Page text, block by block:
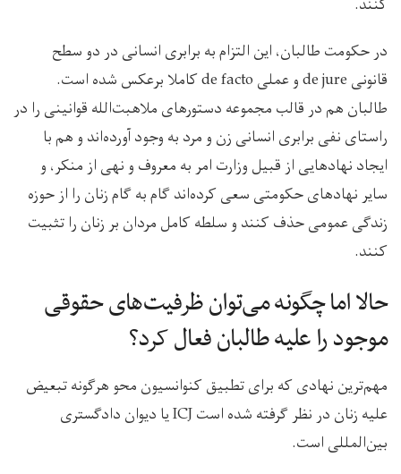
کنند.
در حکومت طالبان، این التزام به برابری انسانی در دو سطح
قانونی de jure و عملی de facto کاملا برعکس شده است.
طالبان هم در قالب مجموعه دستورهای ملاهبت‌الله قوانینی را در
راستای نفی برابری انسانی زن و مرد به وجود آورده‌اند و هم با
ایجاد نهادهایی از قبیل وزارت امر به معروف و نهی از منکر، و
سایر نهادهای حکومتی سعی کرده‌اند گام به گام زنان را از حوزه
زندگی عمومی حذف کنند و سلطه کامل مردان بر زنان را تثبیت
کنند.
حالا اما چگونه می‌توان ظرفیت‌های حقوقی
موجود را علیه طالبان فعال کرد؟
مهم‌ترین نهادی که برای تطبیق کنوانسیون محو هرگونه تبعیض
علیه زنان در نظر گرفته شده است ICJ یا دیوان دادگستری
بین‌المللی است.